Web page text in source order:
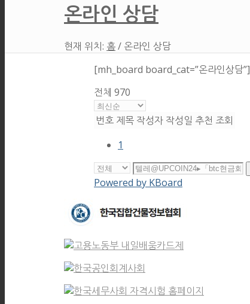
온라인 상담
현재 위치: 홈/ 온라인 상담
[mh_board board_cat=”온라인상담”]
전체 970
번호 제목 작성자 작성일 추천 조회
1
Powered by KBoard